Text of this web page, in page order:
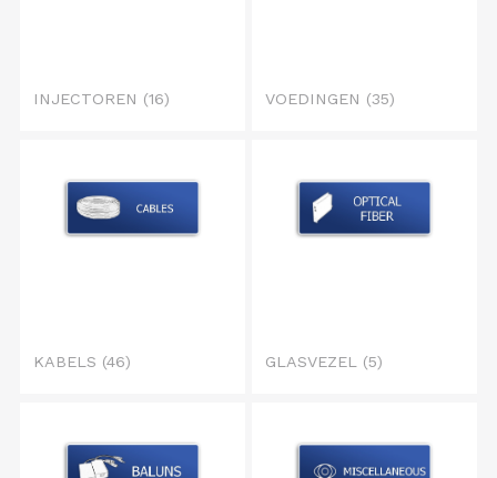
INJECTOREN (16) VOEDINGEN (35)
KABELS (46) GLASVEZEL (5)